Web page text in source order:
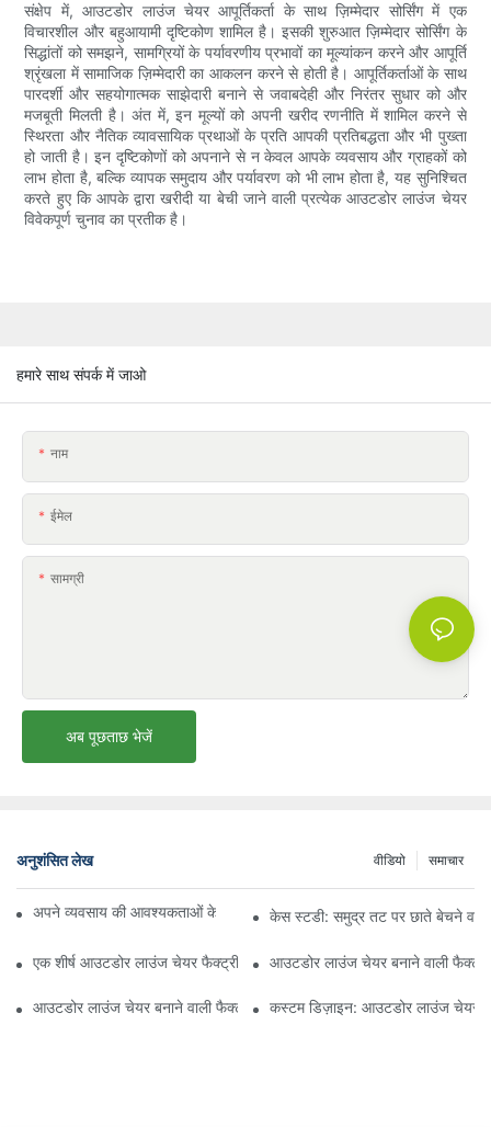
संक्षेप में, आउटडोर लाउंज चेयर आपूर्तिकर्ता के साथ ज़िम्मेदार सोर्सिंग में एक
विचारशील और बहुआयामी दृष्टिकोण शामिल है। इसकी शुरुआत ज़िम्मेदार सोर्सिंग के
सिद्धांतों को समझने, सामग्रियों के पर्यावरणीय प्रभावों का मूल्यांकन करने और आपूर्ति
श्रृंखला में सामाजिक ज़िम्मेदारी का आकलन करने से होती है। आपूर्तिकर्ताओं के साथ
पारदर्शी और सहयोगात्मक साझेदारी बनाने से जवाबदेही और निरंतर सुधार को और
मजबूती मिलती है। अंत में, इन मूल्यों को अपनी खरीद रणनीति में शामिल करने से
स्थिरता और नैतिक व्यावसायिक प्रथाओं के प्रति आपकी प्रतिबद्धता और भी पुख्ता
हो जाती है। इन दृष्टिकोणों को अपनाने से न केवल आपके व्यवसाय और ग्राहकों को
लाभ होता है, बल्कि व्यापक समुदाय और पर्यावरण को भी लाभ होता है, यह सुनिश्चित
करते हुए कि आपके द्वारा खरीदी या बेची जाने वाली प्रत्येक आउटडोर लाउंज चेयर
विवेकपूर्ण चुनाव का प्रतीक है।
हमारे साथ संपर्क में जाओ
नाम
ईमेल
सामग्री
अब पूछताछ भेजें
अनुशंसित लेख समाचार
वीडियो
अपने व्यवसाय की आवश्यकताओं के लिए सही बीच अम्ब्रेला वितरक ढूँढना
केस स्टडी: समुद्र तट पर छाते बेचने
एक शीर्ष आउटडोर लाउंज चेयर फैक्ट्री से क्या उम्मीद करेंआउटडोर लाउंज चेयर बनाने वाली
आउटडोर लाउंज चेयर बनाने वाली फैक्ट्री की गुणवत्ता का मूल्यांकन कैसे करें
कस्टम डिज़ाइन: आउटडोर लाउंज चेयर